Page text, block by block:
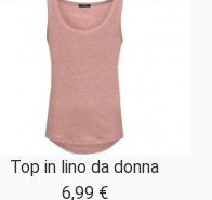
Top in lino da donna
6,99 €